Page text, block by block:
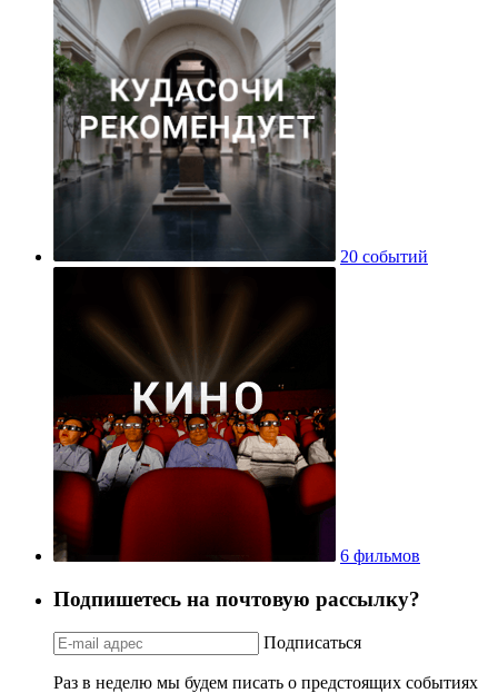
20 событий
6 фильмов
Подпишетесь на почтовую рассылку?
Подписаться
Раз в неделю мы будем писать о предстоящих событиях